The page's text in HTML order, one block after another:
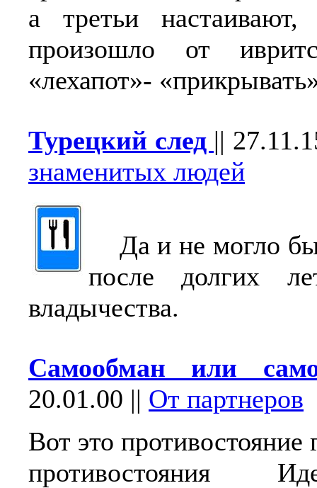
а третьи настаивают,
произошло от
«лехапот»-
Турецкий след ||
знаменитых людей
Да и не могло
после долгих
владычества.
Самообман или
20.01.00 || От партнеров
Вот это противостояние
противостояния